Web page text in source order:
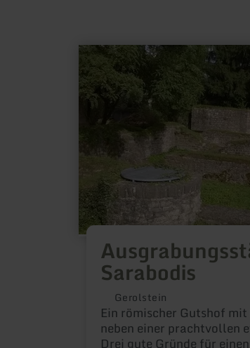
Sarabodis
Gerolstein
Ein römischer Gutshof
neben einer prachtvollen
Drei gute Gründe für
mehr
erfahren
zu:
Ausgrabungsstätte
-
Sarabodis